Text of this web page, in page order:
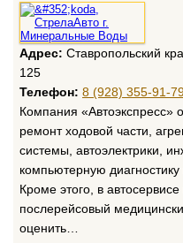
Адрес: Ставропольский
125
Телефон: 8 (928) 355-91-
Компания «Автоэкспресс»
ремонт ходовой части,
системы, автоэлектрики,
компьютерную
Кроме этого, в
послерейсовый
оценить…